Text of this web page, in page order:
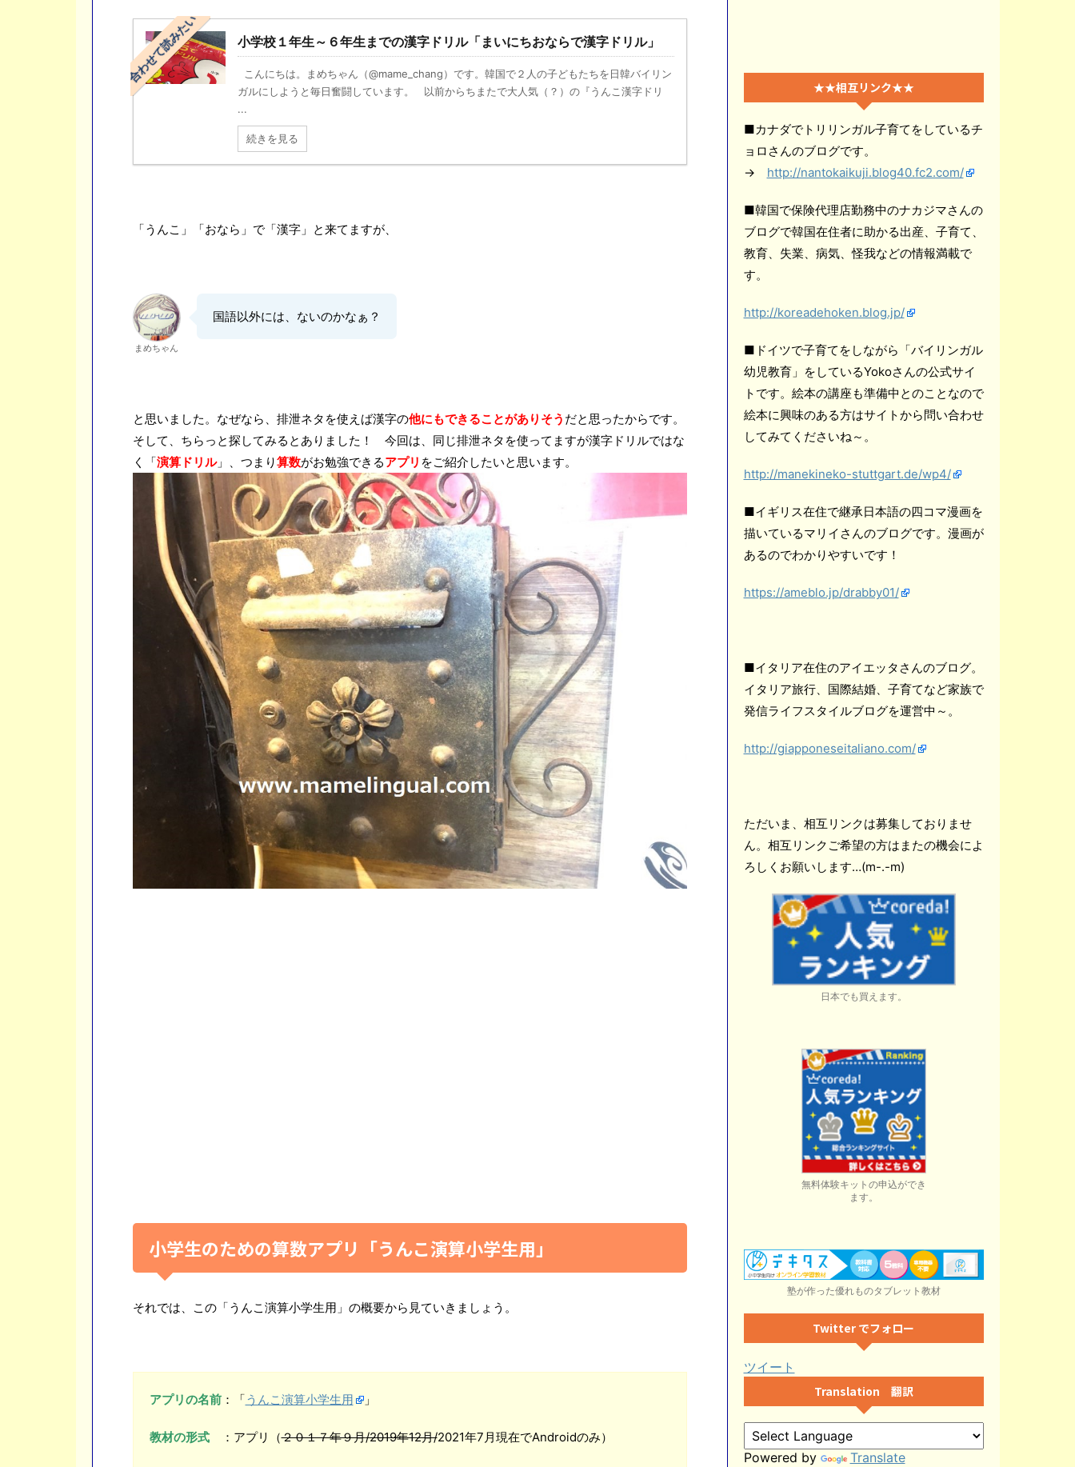
合わせて読みたい 小学校１年生～６年生までの漢字ドリル「まいにちおならで漢字ドリル」
こんにちは。まめちゃん（@mame_chang）です。韓国で２人の子どもたちを日韓バイリン
ガルにしようと毎日奮闘しています。 以前からちまたで大人気（？）の『うんこ漢字ドリ
...
続きを見る
「うんこ」「おなら」で「漢字」と来てますが、
まめちゃん
国語以外には、ないのかなぁ？
と思いました。なぜなら、排泄ネタを使えば漢字の他にもできることがありそう だと思ったからです。
そして、ちらっと探してみるとありました！ 今回は、同じ排泄ネタを使ってますが漢字ドリルではな
く「演算ドリル」、つまり算数がお勉強できるアプリ をご紹介したいと思います。
小学生のための算数アプリ「うんこ演算小学生用」
それでは、この「うんこ演算小学生用」の概要から見ていきましょう。
アプリの名前：「うんこ演算小学生用 」
教材の形式：アプリ（２０１７年９月/2019年12月/2021年7月現在でAndroidのみ）
★★相互リンク★★
■カナダでトリリンガル子育てをしているチ
ョロさんのブログです。
→ http://nantokaikuji.blog40.fc2.com/
■韓国で保険代理店勤務中のナカジマさんの
ブログで韓国在住者に助かる出産、子育て、
教育、失業、病気、怪我などの情報満載で
す。
http://koreadehoken.blog.jp/
■ドイツで子育てをしながら「バイリンガル
幼児教育」をしているYokoさんの公式サイ
トです。絵本の講座も準備中とのことなので
絵本に興味のある方はサイトから問い合わせ
してみてくださいね～。
http://manekineko-stuttgart.de/wp4/
■イギリス在住で継承日本語の四コマ漫画を
描いているマリイさんのブログです。漫画が
あるのでわかりやすいです！
https://ameblo.jp/drabby01/
■イタリア在住のアイエッタさんのブログ。
イタリア旅行、国際結婚、子育てなど家族で
発信ライフスタイルブログを運営中～。
http://giapponeseitaliano.com/
ただいま、相互リンクは募集しておりませ
ん。相互リンクご希望の方はまたの機会によ
ろしくお願いします…(m-.-m)
日本でも買えます。
無料体験キットの申込ができ
ます。
塾が作った優れものタブレット教材
Twitter でフォロー
ツイート
Translation 翻訳
Powered by Translate